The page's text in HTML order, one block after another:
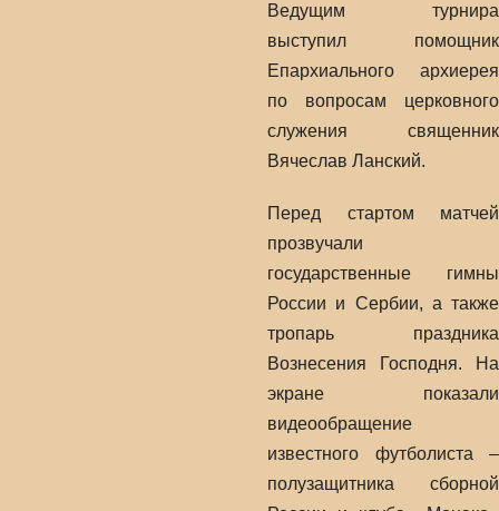
Ведущим турнира
выступил помощник
Епархиального архиерея
по вопросам церковного
служения священник
Вячеслав Ланский.
Перед стартом матчей
прозвучали
государственные гимны
России и Сербии, а также
тропарь праздника
Вознесения Господня. На
экране показали
видеообращение
известного футболиста –
полузащитника сборной